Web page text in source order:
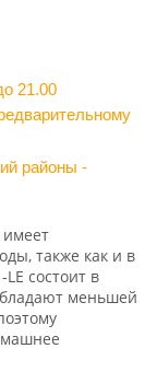
21.00
районы -
имеет
также как и в
состоит в
меньшей